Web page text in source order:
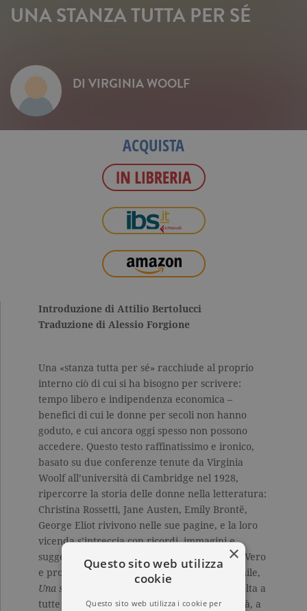
UNA STANZA TUTTA PER SÉ
DI VIRGINIA WOOLF
ACQUISTA
Introduzione di Attilio Bertolucci
Traduzione di Alessio Forgione
Una «stanza tutta per sé» racchiude al proprio
interno ciò di cui si ha bisogno per scrivere:
tempo libero e indipendenza economica –
benefici di cui le donne per secoli non hanno
goduto, e cui ancora oggi spesso non possono
accedere. Questo testo raffinatissimo e ironico,
basato su due conferenze tenute da Virginia
Woolf all’università di Cambridge nel 1928,
ripercorre la storia delle donne nella letteratura:
Christina Rossetti, Jane Austen, Emily Brontë,
George Eliot rivivono nelle sue pagine, e la loro
vicenda s’intreccia con ricordi, immagini e
suggestioni di straordinaria forza evocativa. Vero
e proprio manifesto della condizione femminile,
Una stanza tutta per sé
è un’esortazione, rivolta a
tutte le donne, a lottare per la propria libertà, a
×
Questo sito web utilizza
cookie
Questo sito web utilizza i cookie per